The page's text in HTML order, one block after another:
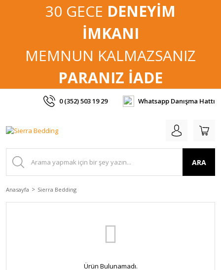
30 GECE DENEYİM
İMKANI
MEMNUN KALMAZSANIZ
PARANIZ İADE
0 (352) 503 19 29 Whatsapp Danışma Hattı
ARA
Anasayfa Sierra Bedding
Ürün Bulunamadı.